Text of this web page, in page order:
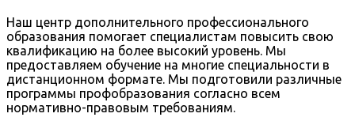
Наш центр дополнительного профессионального
образования помогает специалистам повысить свою
квалификацию на более высокий уровень. Мы
предоставляем обучение на многие специальности в
дистанционном формате. Мы подготовили различные
программы профобразования согласно всем
нормативно-правовым требованиям.